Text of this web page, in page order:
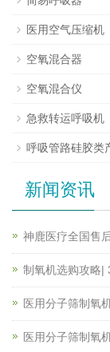
医用空气压缩机
空氧混合器
空氧混合仪
急救转运呼吸机
呼吸管路硅胶类
新闻资讯
神鹿医疗全国售
制氧机选购攻略|
医用分子筛制氧
医用分子筛制氧